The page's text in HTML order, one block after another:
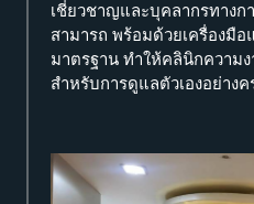
เชี่ยวชาญและบุคลากรทาง
สามารถ พร้อมด้วยเครื่องมื
มาตรฐาน ทำให้คลินิกความ
สำหรับการดูแลตัวเองอย่างค